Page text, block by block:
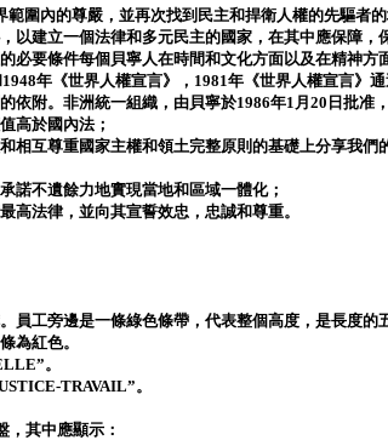
圍內的尊嚴，並再次找到民主和捍衛人權的先驅者的
以建立一個法律和多元民主的國家，在其中應保障，
必要條件每個貝寧人在時間和文化方面以及在精神方
年《世界人權宣言》，1981年《世界人權宣言》
依附。非洲統一組織，由貝寧於1986年1月20日批准
高於國內法；
相互尊重國家主權和領土完整原則的基礎上分享我們
諾不遺餘力地實現當地和區域一體化；
高法律，並向其宣誓效忠，忠誠和尊重。
員工旁邊是一條綠色條帶，代表整個高度，是長度的
為紅色。
。
TRAVAIL”。
，其中應顯示：